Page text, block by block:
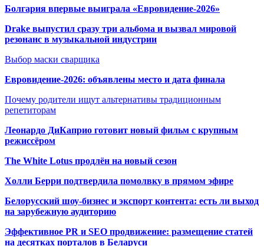
Болгария впервые выиграла «Евровидение-2026»
Drake выпустил сразу три альбома и вызвал мировой
резонанс в музыкальной индустрии
Выбор маски сварщика
Евровидение-2026: объявлены место и дата финала
Почему родители ищут альтернативы традиционным
репетиторам
Леонардо ДиКаприо готовит новый фильм с крупным
режиссёром
The White Lotus продлён на новый сезон
Холли Берри подтвердила помолвку в прямом эфире
Белорусский шоу-бизнес и экспорт контента: есть ли выход
на зарубежную аудиторию
Эффективное PR и SEO продвижение: размещение статей
на десятках порталов в Беларуси